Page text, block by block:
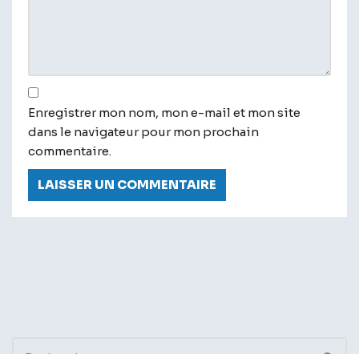
Enregistrer mon nom, mon e-mail et mon site
dans le navigateur pour mon prochain
commentaire.